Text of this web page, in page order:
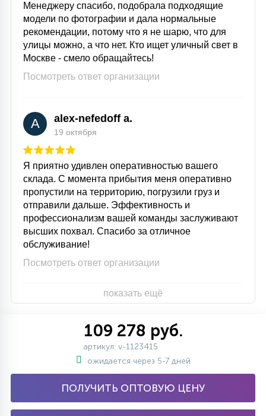
Менеджеру спасибо, подобрала подходящие
модели по фотографии и дала нормальные
рекомендации, потому что я не шарю, что для
улицы можно, а что нет. Кто ищет уличный свет в
Москве - смело обращайтесь!
Посмотреть ответ организации
A alex-nefedoff a.
19 октября
Я приятно удивлен оперативностью вашего
склада. С момента прибытия меня оперативно
пропустили на территорию, погрузили груз и
отправили дальше. Эффективность и
профессионализм вашей команды заслуживают
высших похвал. Спасибо за отличное
обслуживание!
Посмотреть ответ организации
показать ещё
109 278 руб.
артикул: v-1123415
ожидается через 5-7 дней
ПОЛУЧИТЬ ОПТОВУЮ ЦЕНУ